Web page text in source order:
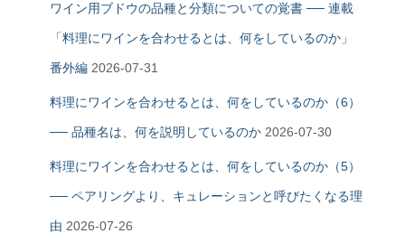
ワイン用ブドウの品種と分類についての覚書 ── 連載
「料理にワインを合わせるとは、何をしているのか」
番外編 2026-07-31
料理にワインを合わせるとは、何をしているのか（6）
── 品種名は、何を説明しているのか 2026-07-30
料理にワインを合わせるとは、何をしているのか（5）
── ペアリングより、キュレーションと呼びたくなる理
由 2026-07-26